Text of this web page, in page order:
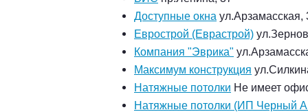
Доступные окна
Еврострой (Еврастрой)
Компания "Эврика"
Максимум конструкция
Натяжные потолки Не имеет
Натяжные потолки (ИП Черный